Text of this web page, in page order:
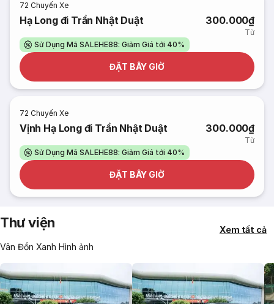
72 Chuyến Xe
Hạ Long đi Trần Nhật Duật 300.000₫
Từ
Sử Dụng Mã SALEHE88: Giảm Giá tới 40%
ĐẶT BÂY GIỜ
72 Chuyến Xe
Vịnh Hạ Long đi Trần Nhật Duật 300.000₫
Từ
Sử Dụng Mã SALEHE88: Giảm Giá tới 40%
ĐẶT BÂY GIỜ
Thư viện
Vân Đồn Xanh Hình ảnh
Xem tất cả